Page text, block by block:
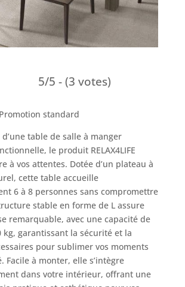
5/5 - (3 votes)
table de salle à manger
le produit RELAX4LIFE
à vos attentes. Dotée d’un plateau à
cette table accueille
6 à 8 personnes sans compromettre
stable en forme de L assure
remarquable, avec une capacité de
kg, garantissant la sécurité et la
pour sublimer vos moments
Facile à monter, elle s’intègre
dans votre intérieur, offrant une